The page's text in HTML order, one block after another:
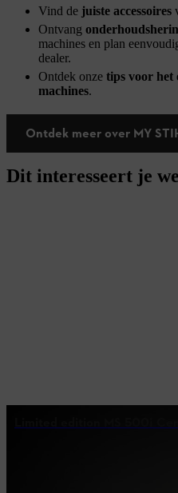
Vind de juiste accessoires
Ontvang
machines en plan
dealer.
Ontdek onze tips voor het
machines.
Ontdek meer over MY
Dit interesseert je
Limited edition MS 500¡